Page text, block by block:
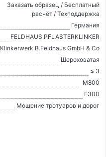
Заказать образец / Бесплатный
расчёт / Техподдержка
Германия
FELDHAUS PFLASTERKLINKER
Klinkerwerk B.Feldhaus GmbH & Co
Шероховатая
≤ 3
М800
F300
Мощение тротуаров и дорог